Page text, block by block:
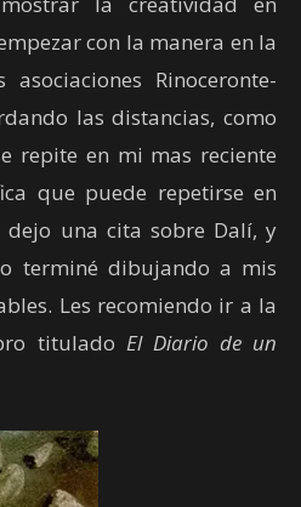
con la manera en la
Rinoceronte-
las distancias, como
repite en mi mas reciente
que puede repetirse en
dejo una cita sobre Dalí, y
terminé dibujando a mis
Les recomiendo ir a la
titulado El Diario de un